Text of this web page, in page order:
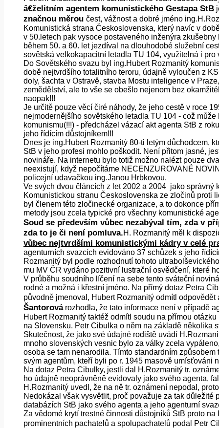
â€želitním agentem komunistického Gestapa StB
značnou měrou čest, vážnost a dobré jméno
Komunistická strana Československa, který navíc v
v 50.letech pak vysoce postaveného inženýra
během 50. a 60. let jezdíval na dlouhodobé služební
sovětská velkokapacitní letadla TU 104, využitelná i pro
Do Sovětského svazu byl ing.Hubert Rozmanitý
době nejtvrdšího totalitního teroru, údajně vyloučen z
doly, šachta v Ostravě, stavba Mostu inteligence v
zemědělství, ale to vše se obešlo nejenom bez
naopak!!!
Je určitě pouze věcí čiré náhody, že jeho cestě v roce
nejmodernějšího sovětského letadla TU 104 - což
komunismu(!!!) - předcházel vázací akt agenta StB z
jeho řídícím důstojníkem!!!
Dnes je ing.Hubert Rozmanitý 80-ti letým důchodcem,
StB v jeho profesi mohlo poškodit. Není přitom jasné,
novináře. Na internetu bylo totiž možno nalézt pouze
neexistují, když nepočítáme NECENZUROVANÉ
policejní udavačkou ing.Janou Hrbkovou.
Ve svých dvou článcích z let 2002 a 2004 jako
Komunistickou stranu Československa ze zločinů proti
byl členem této zločinecké organizace, a to dokonce
metody jsou zcela typické pro všechny komunistické
Soud se především vůbec nezabýval tím, zda v
zda to je či není pomluva.H. Rozmanitý měl k
vůbec nejtvrdšími komunistickými kádry v celé
agenturních svazcích evidováno 37 schůzek s jeho
Rozmanitý byl podle rozhodnutí tohoto
mu MV ČR vydáno pozitivní lustrační osvědčení, které
V průběhu soudního líčení na sebe tento sváteční
rodné a možná i křestní jméno. Na přímý dotaz Petra
původně jmenoval, Hubert Rozmanitý odmítl
Šantorovározhodla, že tato informace není v případě
Hubert Rozmanitý taktéž odmítl soudu na přímou
na Slovensku. Petr Cibulka o něm na základě několika
Skutečnost, že jako své údajné rodiště uvádí
mnoho slovenských vesnic bylo za války zcela
osoba se tam nenarodila. Tímto standardním
svým agentům, kteří byli po r. 1945 masově umísťováni
Na dotaz Petra Cibulky, jestli dal H.Rozmanitý tr.
ho údajně neoprávněně evidovaly jako svého agenta,
H.Rozmanitý uvedl, že na ně tr. oznámení nepodal,
Nedokázal však vysvětlit, proč považuje za tak
databázích StB jako svého agenta a jeho agenturní
Za vědomé krytí trestné činnosti důstojníků StB proto
prominentních pachatelů a spolupachatelů podal Petr